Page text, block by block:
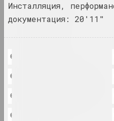
ИНДЕКС
Инсталляция,
документация: 20'11"
© Леся Пчёлка: кадр из видео-
© Леся Пчёлка: кадр из видео-
© Леся Пчёлка: кадр из видео-
© Леся Пчёлка: вид инсталляции